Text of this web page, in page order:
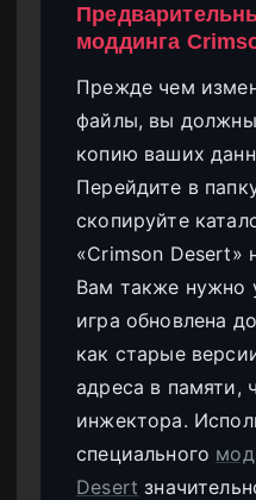
моддинга
Прежде чем
файлы, вы должны
копию ваших
Перейдите в
скопируйте
«Crimson Desert»
Вам также нужно
игра обновлена
как старые
адреса в памяти,
инжектора.
специального
Desert